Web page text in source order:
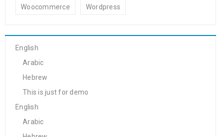
Woocommerce Wordpress
English
Arabic
Hebrew
This is just for demo
English
Arabic